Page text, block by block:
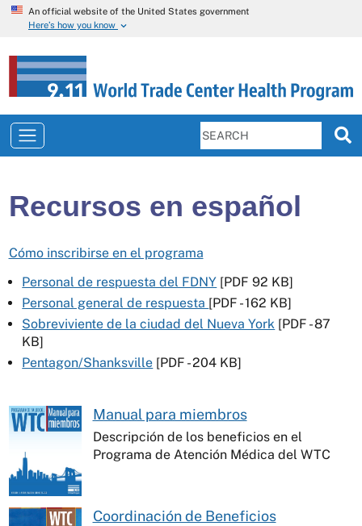
An official website of the United States government
Here’s how you know
Recursos en español
Cómo inscribirse en el programa
Personal de respuesta del FDNY [PDF 92 KB]
Personal general de respuesta [PDF - 162 KB]
Sobreviviente de la ciudad del Nueva York [PDF - 87
KB]
Pentagon/Shanksville [PDF - 204 KB]
Manual para miembros
Descripción de los beneficios en el
Programa de Atención Médica del WTC
Coordinación de Beneficios